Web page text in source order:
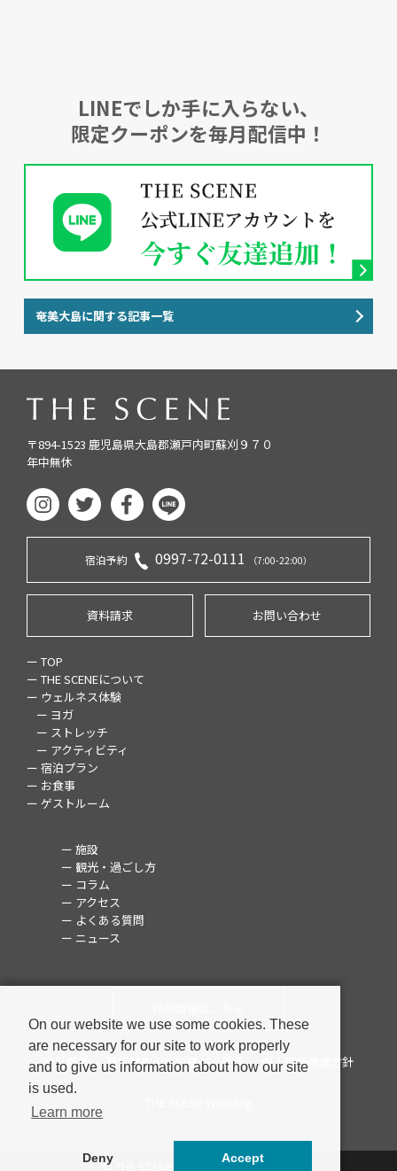
LINEでしか手に入らない、
限定クーポンを毎月配信中！
奄美大島に関する記事一覧
〒894-1523 鹿児島県大島郡瀬戸内町蘇刈９７０
年中無休
宿泊予約 0997-72-0111 （7:00-22:00）
資料請求 お問い合わせ
ー TOP
ー THE SCENEについて
ー ウェルネス体験
ー ヨガ
ー ストレッチ
ー アクティビティ
ー 宿泊プラン
ー お食事
ー ゲストルーム
ー 施設
ー 観光・過ごし方
ー コラム
ー アクセス
ー よくある質問
ー ニュース
会社概要 特定商取引法に基づく表示 個人情報保護方針
© THE SCENE ALL RIGHTS RESERVED.
On our website we use some cookies. These
are necessary for our site to work properly
and to give us information about how our site
is used.
Learn more
Deny Accept